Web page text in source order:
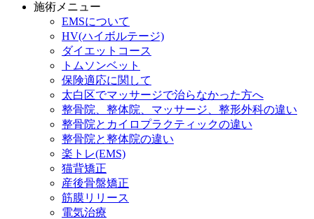
施術メニュー
EMSについて
HV(ハイボルテージ)
ダイエットコース
トムソンベット
保険適応に関して
太白区でマッサージで治らなかった方へ
整骨院、整体院、マッサージ、整形外科の違い
整骨院とカイロプラクティックの違い
整骨院と整体院の違い
楽トレ(EMS)
猫背矯正
産後骨盤矯正
筋膜リリース
電気治療